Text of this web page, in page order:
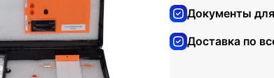
Документы
Доставка по